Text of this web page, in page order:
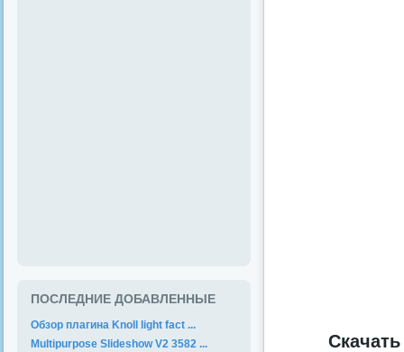
ПОСЛЕДНИЕ ДОБАВЛЕННЫЕ
Обзор плагина Knoll light fact ...
Multipurpose Slideshow V2 3582 ...